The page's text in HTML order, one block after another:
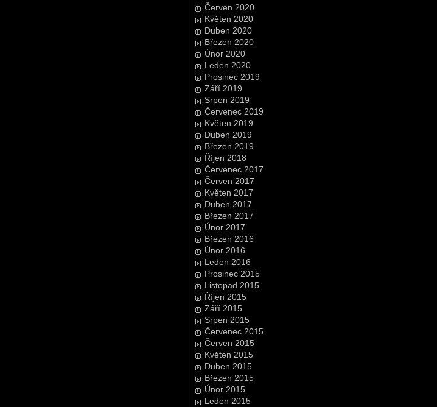
Červen 2020
Květen 2020
Duben 2020
Březen 2020
Únor 2020
Leden 2020
Prosinec 2019
Září 2019
Srpen 2019
Červenec 2019
Květen 2019
Duben 2019
Březen 2019
Říjen 2018
Červenec 2017
Červen 2017
Květen 2017
Duben 2017
Březen 2017
Únor 2017
Březen 2016
Únor 2016
Leden 2016
Prosinec 2015
Listopad 2015
Říjen 2015
Září 2015
Srpen 2015
Červenec 2015
Červen 2015
Květen 2015
Duben 2015
Březen 2015
Únor 2015
Leden 2015